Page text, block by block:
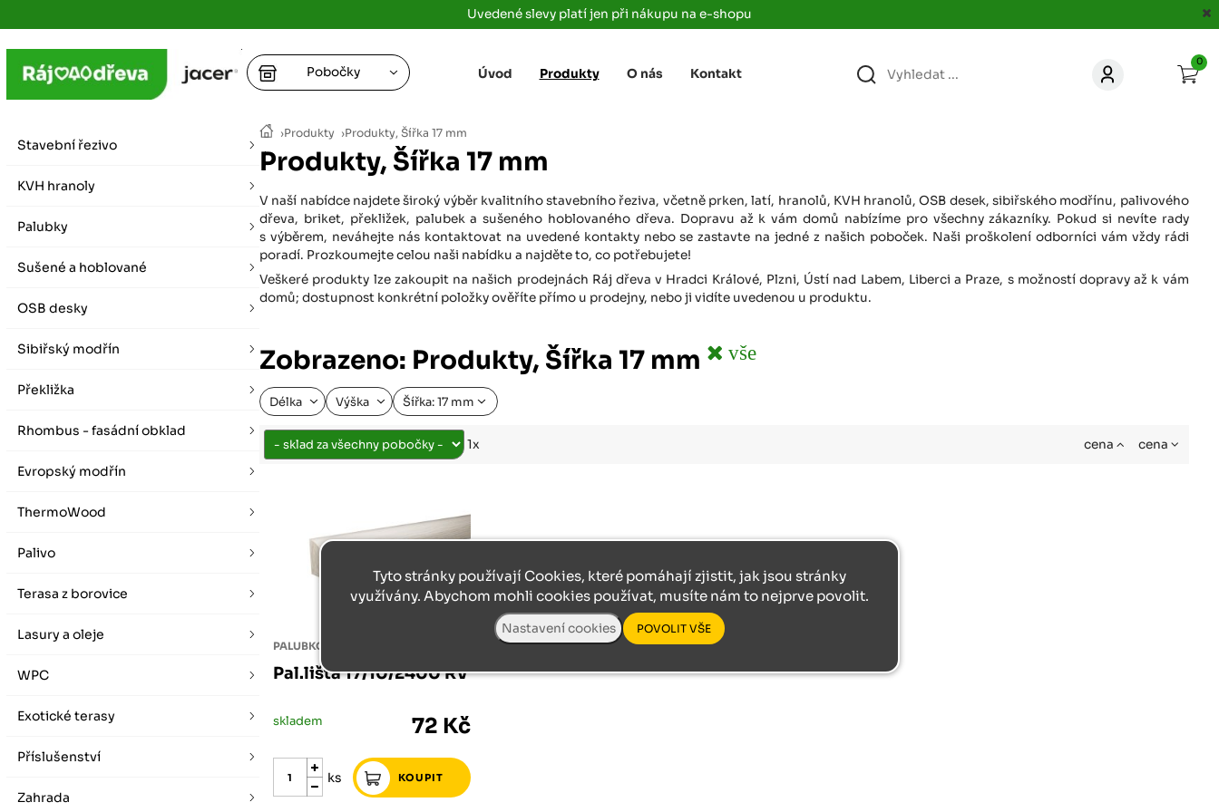
Uvedené slevy platí jen při nákupu na e-shopu
›Produkty ›Produkty, Šířka 17 mm
Produkty, Šířka 17 mm
V naší nabídce najdete široký výběr kvalitního stavebního řeziva, včetně prken, latí, hranolů, KVH hranolů, OSB desek, sibiřského modřínu, palivového
dřeva, briket, překližek, palubek a sušeného hoblovaného dřeva. Dopravu až k vám domů nabízíme pro všechny zákazníky. Pokud si nevíte rady
s výběrem, neváhejte nás kontaktovat na uvedené kontakty nebo se zastavte na jedné z našich poboček. Naši proškolení odborníci vám vždy rádi
poradí. Prozkoumejte celou naši nabídku a najděte to, co potřebujete!
Veškeré produkty lze zakoupit na našich prodejnách Ráj dřeva v Hradci Králové, Plzni, Ústí nad Labem, Liberci a Praze, s možností dopravy až k vám
domů; dostupnost konkrétní položky ověříte přímo u prodejny, nebo ji vidíte uvedenou u produktu.
Zobrazeno: Produkty, Šířka 17 mm vše
Délka Výška Šířka: 17 mm
1x cena cena
PALUBKOVÁ LIŠTA
Pal.lišta 17/10/2400 RV
skladem 72 Kč
ks
Stavební řezivo
KVH hranoly
Palubky
Sušené a hoblované
OSB desky
Sibiřský modřín
Překližka
Rhombus - fasádní obklad
Evropský modřín
ThermoWood
Palivo
Terasa z borovice
Lasury a oleje
WPC
Exotické terasy
Příslušenství
Zahrada
Úvod Produkty O nás Kontakt
0
Pobočky
+
+
Letní otevírací doba (březen - říjen)
Po-Pá 07:00 - 16:00, So 08:00 - 12:00 (ne Liberec)
Zimní otevírací doba (listopad - únor)
Po-Pá 08:00 - 16:00, So 08:00 - 12:00 (ne Liberec)
vybírat zde
vybírat zde
Rovná 181
Březhrad, Hradec Králové, 503 32
rajdrevahradec
jacer.cz
KONTAKT
Praha
vybírat zde
Tůmovka 110
(Za čerpací stanicí TANK ONO)
Předboj, 250 72
+420 734 850 860
Plzeň 4, 301 00
Liberec
vybírat zde
Partyzánská
Tyto stránky používají Cookies, které pomáhají zjistit, jak jsou stránky
využívány. Abychom mohli cookies používat, musíte nám to nejprve povolit.